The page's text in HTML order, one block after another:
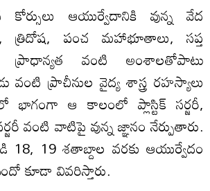
ఆయుర్వేదానికి వున్న వేద
త్రిదోష, పంచ మహాభూతాలు, సప్త
ప్రాధాన్యత వంటి అంశాలతోపాటు
వంటి ప్రాచీనుల వైద్య శాస్త్ర రహస్యాలు
భాగంగా ఆ కాలంలో ప్లాస్టిక్‌ సర్జరీ,
వంటి వాటిపై వున్న జ్ఞానం నేర్పుతారు.
18, 19 శతాబ్దాల వరకు ఆయుర్వేదం
కూడా వివరిస్తారు.